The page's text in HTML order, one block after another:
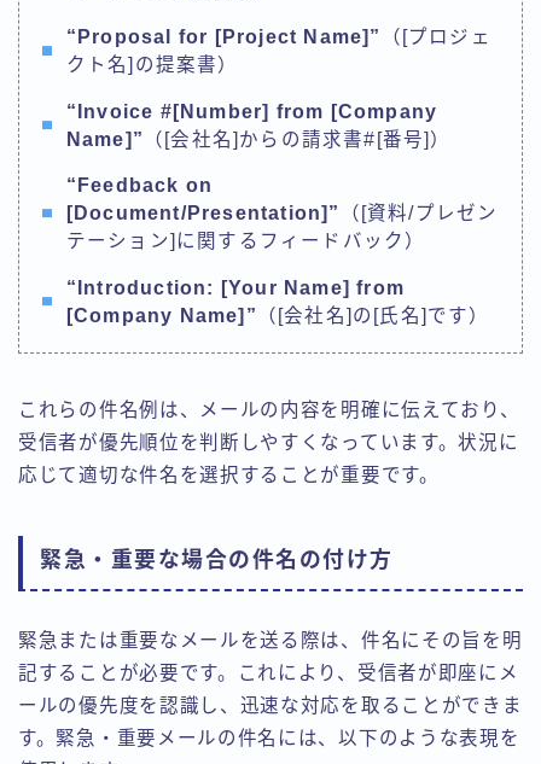
“Proposal for [Project Name]”
（[プロジェ
クト名]の提案書）
“Invoice #[Number] from [Company
Name]”
（[会社名]からの請求書#[番号]）
“Feedback on
[Document/Presentation]”
（[資料/プレゼン
テーション]に関するフィードバック）
“Introduction: [Your Name] from
[Company Name]”
（[会社名]の[氏名]です）
これらの件名例は、メールの内容を明確に伝えており、
受信者が優先順位を判断しやすくなっています。状況に
応じて適切な件名を選択することが重要です。
緊急・重要な場合の件名の付け方
緊急または重要なメールを送る際は、件名にその旨を明
記することが必要です。これにより、受信者が即座にメ
ールの優先度を認識し、迅速な対応を取ることができま
す。緊急・重要メールの件名には、以下のような表現を